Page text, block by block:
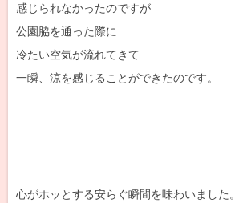
感じられなかったのですが
公園脇を通った際に
冷たい空気が流れてきて
一瞬、涼を感じることができたのです。
心がホッとする安らぐ瞬間を味わいました。